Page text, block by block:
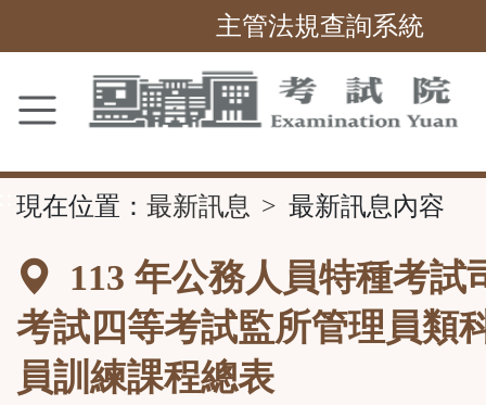
內
容
主管法規查詢系統
現在位置： 最新訊息 最新訊息內容
113 年公務人員特種考試
考試四等考試監所管理員類
員訓練課程總表